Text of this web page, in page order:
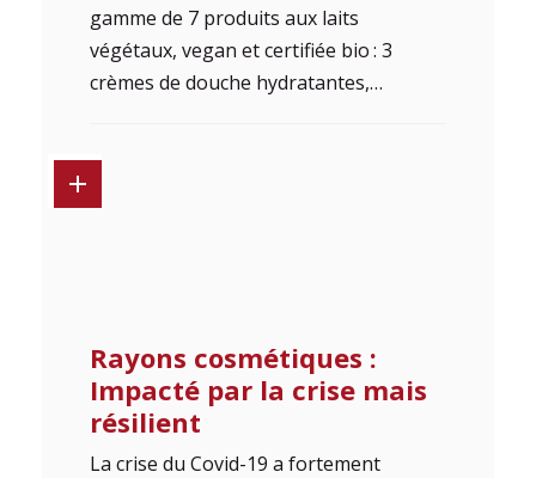
gamme de 7 produits aux laits
végétaux, vegan et certifiée bio : 3
crèmes de douche hydratantes,…
Rayons cosmétiques :
Impacté par la crise mais
résilient
La crise du Covid-19 a fortement